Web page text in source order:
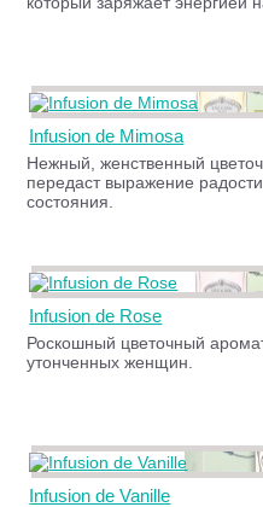
Infusion de Mimosa
Нежный, женственный
передаст выражение
состояния.
Infusion de Rose
Роскошный цветочный
утонченных женщин.
Infusion de Vanille